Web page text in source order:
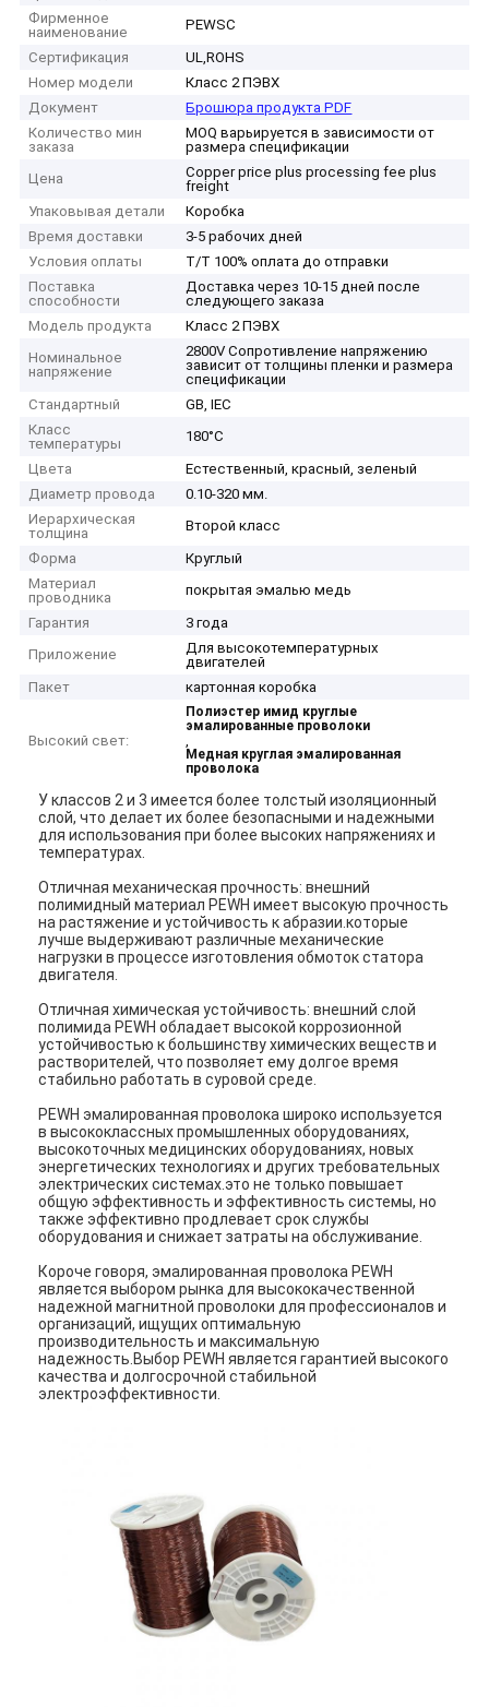
Продукция
Фирменное
наименование
PEWSC
Сертификация
UL,ROHS
Номер модели
Класс 2 ПЭВХ
Документ
Брошюра продукта PDF
Количество мин
заказа
MOQ варьируется в зависимости от
размера спецификации
Цена
Copper price plus processing fee plus
freight
Упаковывая детали
Коробка
Время доставки
3-5 рабочих дней
Условия оплаты
T/T 100% оплата до отправки
Поставка
способности
Доставка через 10-15 дней после
следующего заказа
Модель продукта
Класс 2 ПЭВХ
Номинальное
напряжение
2800V Сопротивление напряжению
зависит от толщины пленки и размера
спецификации
Стандартный
GB, IEC
Класс
температуры
180°С
Цвета
Естественный, красный, зеленый
Диаметр провода
0.10-320 мм.
Иерархическая
толщина
Второй класс
Форма
Круглый
Материал
проводника
покрытая эмалью медь
Гарантия
3 года
Приложение
Для высокотемпературных
двигателей
Пакет
картонная коробка
Высокий свет:
Полиэстер имид круглые
эмалированные проволоки
,
Медная круглая эмалированная
проволока
У классов 2 и 3 имеется более толстый изоляционный
слой, что делает их более безопасными и надежными
для использования при более высоких напряжениях и
температурах.
Отличная механическая прочность: внешний
полимидный материал PEWH имеет высокую прочность
на растяжение и устойчивость к абразии.которые
лучше выдерживают различные механические
нагрузки в процессе изготовления обмоток статора
двигателя.
Отличная химическая устойчивость: внешний слой
полимида PEWH обладает высокой коррозионной
устойчивостью к большинству химических веществ и
растворителей, что позволяет ему долгое время
стабильно работать в суровой среде.
PEWH эмалированная проволока широко используется
в высококлассных промышленных оборудованиях,
высокоточных медицинских оборудованиях, новых
энергетических технологиях и других требовательных
электрических системах.это не только повышает
общую эффективность и эффективность системы, но
также эффективно продлевает срок службы
оборудования и снижает затраты на обслуживание.
Короче говоря, эмалированная проволока PEWH
является выбором рынка для высококачественной
надежной магнитной проволоки для профессионалов и
организаций, ищущих оптимальную
производительность и максимальную
надежность.Выбор PEWH является гарантией высокого
качества и долгосрочной стабильной
электроэффективности.